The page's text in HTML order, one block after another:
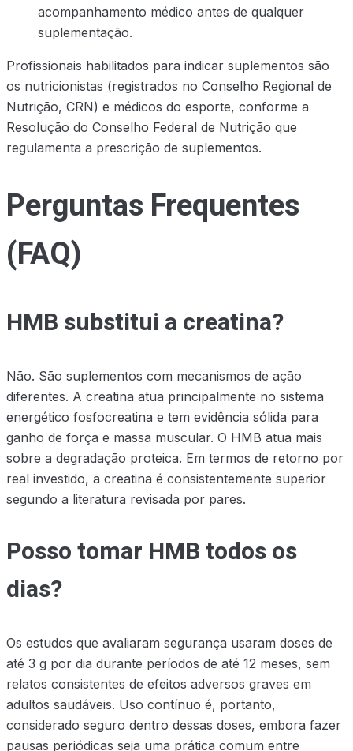
acompanhamento médico antes de qualquer
suplementação.
Profissionais habilitados para indicar suplementos são
os nutricionistas (registrados no Conselho Regional de
Nutrição, CRN) e médicos do esporte, conforme a
Resolução do Conselho Federal de Nutrição que
regulamenta a prescrição de suplementos.
Perguntas Frequentes
(FAQ)
HMB substitui a creatina?
Não. São suplementos com mecanismos de ação
diferentes. A creatina atua principalmente no sistema
energético fosfocreatina e tem evidência sólida para
ganho de força e massa muscular. O HMB atua mais
sobre a degradação proteica. Em termos de retorno por
real investido, a creatina é consistentemente superior
segundo a literatura revisada por pares.
Posso tomar HMB todos os
dias?
Os estudos que avaliaram segurança usaram doses de
até 3 g por dia durante períodos de até 12 meses, sem
relatos consistentes de efeitos adversos graves em
adultos saudáveis. Uso contínuo é, portanto,
considerado seguro dentro dessas doses, embora fazer
pausas periódicas seja uma prática comum entre